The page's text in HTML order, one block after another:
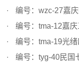
编号：wzc-27嘉
编号：tma-12嘉
编号：tma-19光
编号：tyg-40民国